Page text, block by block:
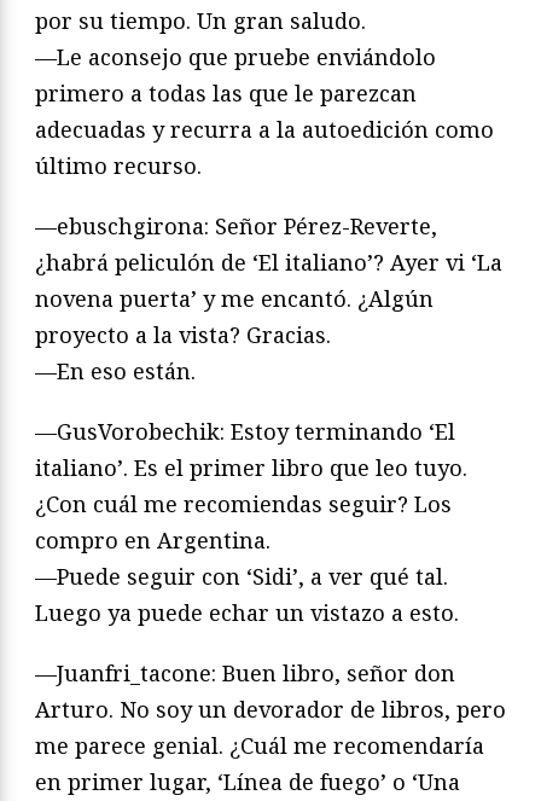
por su tiempo. Un gran saludo.
—Le aconsejo que pruebe enviándolo
primero a todas las que le parezcan
adecuadas y recurra a la autoedición como
último recurso.
—ebuschgirona: Señor Pérez-Reverte,
¿habrá peliculón de ‘El italiano’? Ayer vi ‘La
novena puerta’ y me encantó. ¿Algún
proyecto a la vista? Gracias.
—En eso están.
—GusVorobechik: Estoy terminando ‘El
italiano’. Es el primer libro que leo tuyo.
¿Con cuál me recomiendas seguir? Los
compro en Argentina.
—Puede seguir con ‘Sidi’, a ver qué tal.
Luego ya puede echar un vistazo a esto.
—Juanfri_tacone: Buen libro, señor don
Arturo. No soy un devorador de libros, pero
me parece genial. ¿Cuál me recomendaría
en primer lugar, ‘Línea de fuego’ o ‘Una